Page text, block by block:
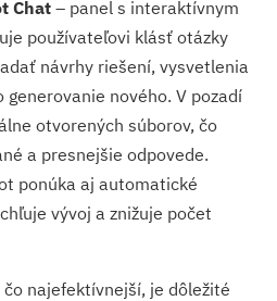
Chat – panel s interaktívnym
používateľovi klásť otázky
návrhy riešení, vysvetlenia
nového. V pozadí
otvorených súborov, čo
a presnejšie odpovede.
ponúka aj automatické
vývoj a znižuje počet
čo najefektívnejší, je dôležité